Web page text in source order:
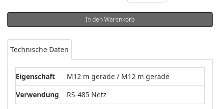
In den Warenkorb
Technische Daten
Eigenschaft
M12 m gerade / M12 m gerade
Verwendung
RS-485 Netz